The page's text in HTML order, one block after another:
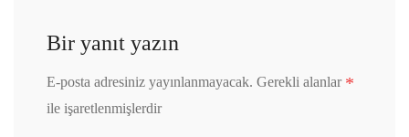
Bir yanıt yazın
E-posta adresiniz yayınlanmayacak. Gerekli alanlar *
ile işaretlenmişlerdir